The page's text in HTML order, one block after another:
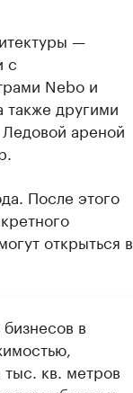
—
с
Nebo и
также другими
ареной
После этого
открыться в
в
тыс. кв. метров